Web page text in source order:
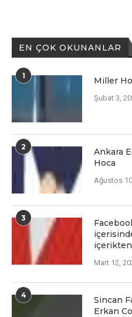
EN ÇOK OKUNANLAR
1 Miller
Şubat 3,
2
Ankara
Hoca
Ağustos
3
Mart 12,
4
Sincan
Erkan